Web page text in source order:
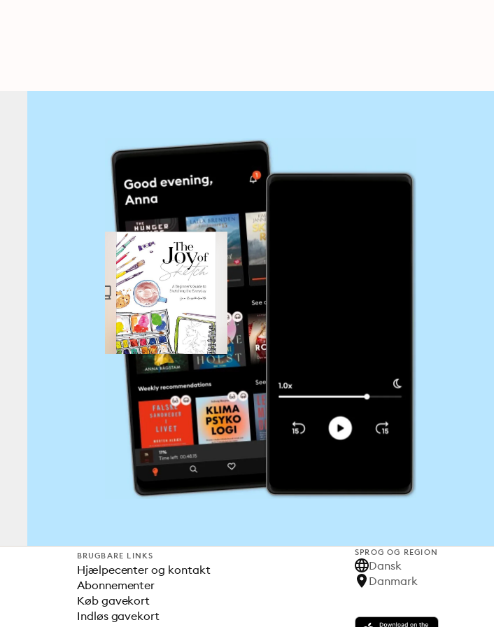
BRUGBARE LINKS
Hjælpecenter og kontakt
Abonnementer
Køb gavekort
Indløs gavekort
SPROG OG REGION
Dansk
Danmark